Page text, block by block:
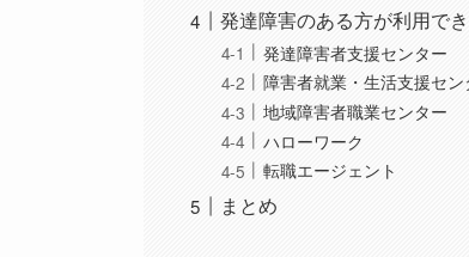
発達障害のある方が利用で
発達障害者支援センター
障害者就業・生活支援セン
地域障害者職業センター
ハローワーク
転職エージェント
まとめ